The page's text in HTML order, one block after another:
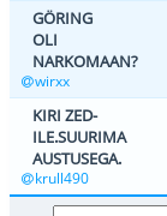
GÖRING
OLI
NARKOMAAN?
wirxx
KIRI ZED-
ILE.SUURIMA
AUSTUSEGA.
krull490